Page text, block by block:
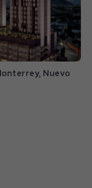
Nuevo